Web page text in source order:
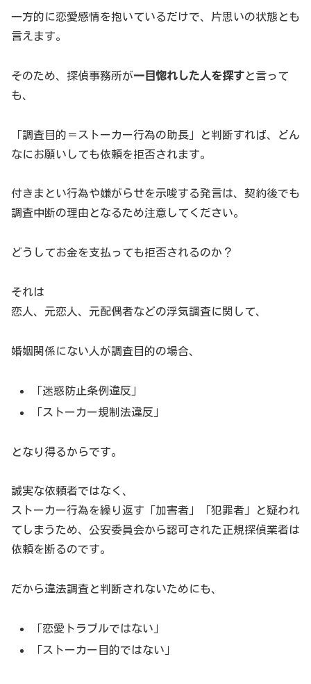
一方的に恋愛感情を抱いているだけで、片思いの状態とも
言えます。
そのため、探偵事務所が一目惚れした人を探すと言って
も、
「調査目的＝ストーカー行為の助長」と判断すれば、どん
なにお願いしても依頼を拒否されます。
付きまとい行為や嫌がらせを示唆する発言は、契約後でも
調査中断の理由となるため注意してください。
どうしてお金を支払っても拒否されるのか？
それは
恋人、元恋人、元配偶者などの浮気調査に関して、
婚姻関係にない人が調査目的の場合、
「迷惑防止条例違反」
「ストーカー規制法違反」
となり得るからです。
誠実な依頼者ではなく、
ストーカー行為を繰り返す「加害者」「犯罪者」と疑われ
てしまうため、公安委員会から認可された正規探偵業者は
依頼を断るのです。
だから違法調査と判断されないためにも、
「恋愛トラブルではない」
「ストーカー目的ではない」